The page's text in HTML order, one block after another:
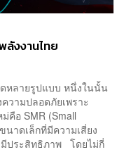
ลังงานไทย
หลายรูปแบบ หนึ่งในนั้น
วามปลอดภัยเพราะ
คือ SMR (Small
นาดเล็กที่มีความเสี่ยง
มีประสิทธิภาพ โดยไม่กี่